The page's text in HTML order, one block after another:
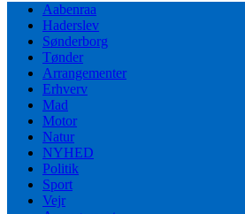
Aabenraa
Haderslev
Sønderborg
Tønder
Arrangementer
Erhverv
Mad
Motor
Natur
NYHED
Politik
Sport
Vejr